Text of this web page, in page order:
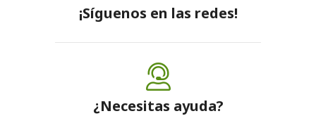
¡Síguenos en las redes!
¿Necesitas ayuda?